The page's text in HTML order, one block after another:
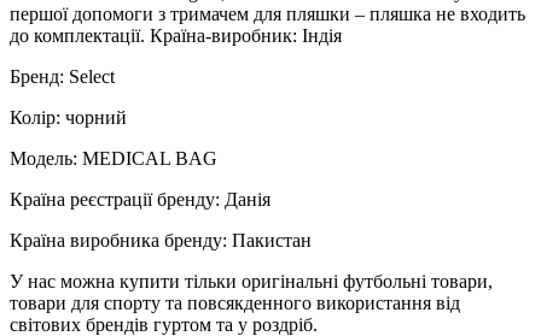
першої допомоги з тримачем для пляшки – пляшка не входить
до комплектації. Країна-виробник: Індія
Бренд: Select
Колір: чорний
Модель: MEDICAL BAG
Країна реєстрації бренду: Данія
Країна виробника бренду: Пакистан
У нас можна купити тільки оригінальні футбольні товари,
товари для спорту та повсякденного використання від
світових брендів гуртом та у роздріб.